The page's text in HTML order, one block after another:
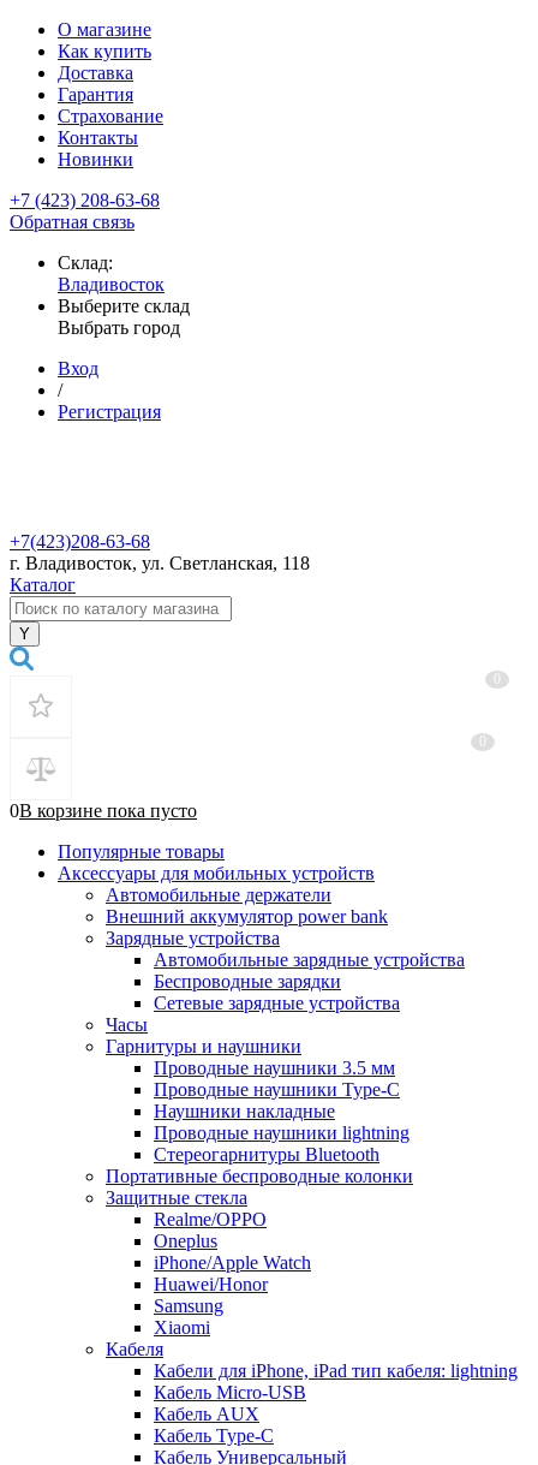
О магазине
Как купить
Доставка
Гарантия
Страхование
Контакты
Новинки
+7 (423) 208-63-68
Обратная связь
Склад:
Владивосток
Выберите склад
Выбрать город
Вход
/
Регистрация
+7(423)208-63-68
г. Владивосток, ул. Светланская, 118
Каталог
0В корзине пока пусто
Популярные товары
Аксессуары для мобильных устройств
Автомобильные держатели
Внешний аккумулятор power bank
Зарядные устройства
Автомобильные зарядные устройства
Беспроводные зарядки
Сетевые зарядные устройства
Часы
Гарнитуры и наушники
Проводные наушники 3.5 мм
Проводные наушники Type-C
Наушники накладные
Проводные наушники lightning
Стереогарнитуры Bluetooth
Портативные беспроводные колонки
Защитные стекла
Realme/OPPO
Oneplus
iPhone/Apple Watch
Huawei/Honor
Samsung
Xiaomi
Кабеля
Кабели для iPhone, iPad тип кабеля: lightning
Кабель Micro-USB
Кабель AUX
Кабель Type-C
Кабель Универсальный